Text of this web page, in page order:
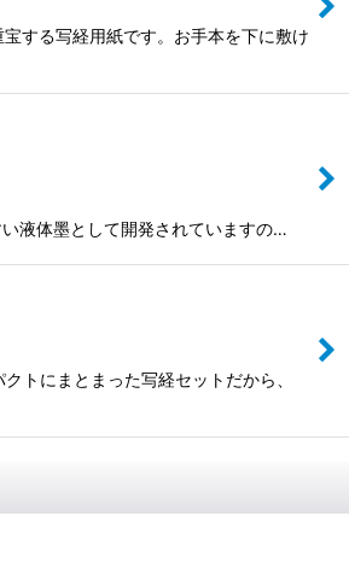
する写経用紙です。お手本を下に敷け
液体墨として開発されていますの…
トにまとまった写経セットだから、